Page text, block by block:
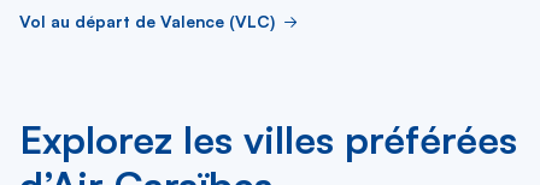
Vol au départ de Valence (VLC)
Explorez les villes préférées